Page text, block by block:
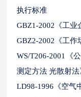
执行标准
GBZ1-2002《工业
GBZ2-2002《工作
WS/T206-2001《
测定方法 光散射法
LD98-1996《空气